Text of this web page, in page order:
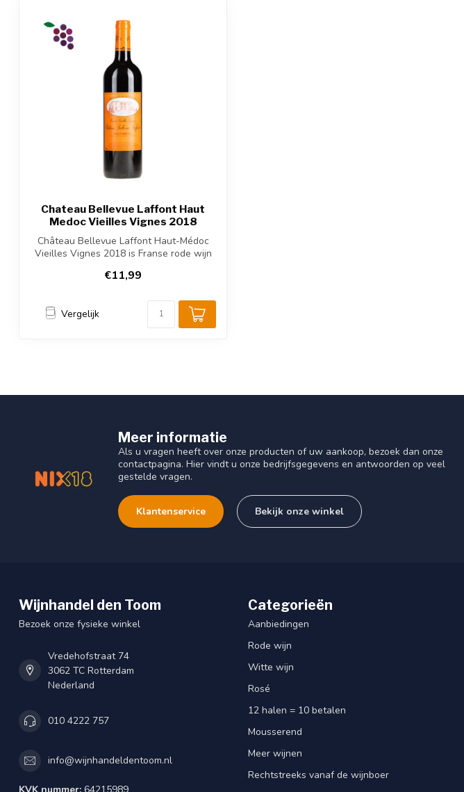
Sulfiet allergenen
Chateau Bellevue Laffont Haut
Medoc Vieilles Vignes 2018
Château Bellevue Laffont Haut-Médoc
Vieilles Vignes 2018 is Franse rode wijn
€11,99
Vergelijk
Meer informatie
Als u vragen heeft over onze producten of uw aankoop, bezoek dan onze
contactpagina. Hier vindt u onze bedrijfsgegevens en antwoorden op veel
gestelde vragen.
Klantenservice Bekijk onze winkel
Wijnhandel den Toom
Bezoek onze fysieke winkel
Vredehofstraat 74
3062 TC Rotterdam
Nederland
010 4222 757
info@wijnhandeldentoom.nl
Categorieën
Aanbiedingen
Rode wijn
Witte wijn
Rosé
12 halen = 10 betalen
Mousserend
Meer wijnen
Rechtstreeks vanaf de wijnboer